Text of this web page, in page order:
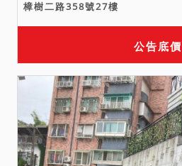
樟樹二路358號27樓
公告底價